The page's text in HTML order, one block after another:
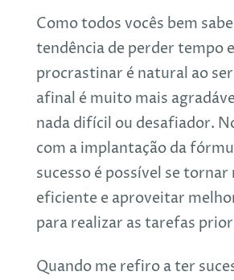
Como todos vocês bem
tendência de perder tempo e
procrastinar é natural ao
afinal é muito mais
nada difícil ou desafiador.
com a implantação da
sucesso é possível se tornar
eficiente e aproveitar
para realizar as tarefas
Quando me refiro a ter